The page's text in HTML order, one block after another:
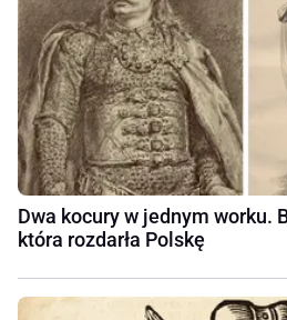
Dwa kocury w jednym worku.
która rozdarła Polskę